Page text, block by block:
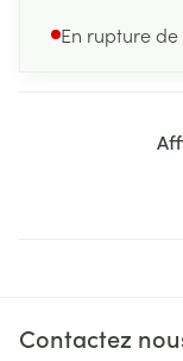
En rupture de
Contactez